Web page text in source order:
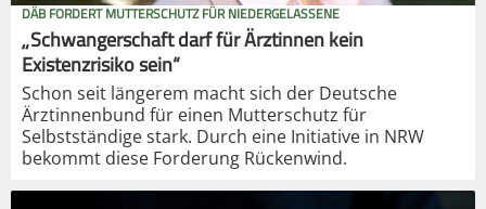
DÄB FORDERT MUTTERSCHUTZ FÜR NIEDERGELASSENE
„Schwangerschaft darf für Ärztinnen kein
Existenzrisiko sein“
Schon seit längerem macht sich der Deutsche
Ärztinnenbund für einen Mutterschutz für
Selbstständige stark. Durch eine Initiative in NRW
bekommt diese Forderung Rückenwind.